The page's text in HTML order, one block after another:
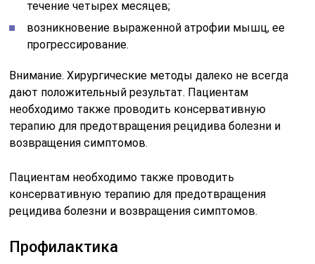
течение четырех месяцев;
возникновение выраженной атрофии мышц, ее
прогрессирование.
Внимание. Хирургические методы далеко не всегда
дают положительный результат. Пациентам
необходимо также проводить консервативную
терапию для предотвращения рецидива болезни и
возвращения симптомов.
Пациентам необходимо также проводить
консервативную терапию для предотвращения
рецидива болезни и возвращения симптомов.
Профилактика